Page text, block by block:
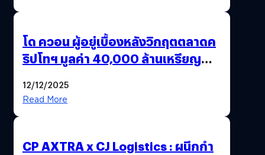
โด ควอน ผู้อยู่เบื้องหลังวิกฤตตลาดค
ริปโทฯ มูลค่า 40,000 ล้านเหรียญ
12/12/2025
Read More
CP AXTRA x CJ Logistics : ผนึกกำ